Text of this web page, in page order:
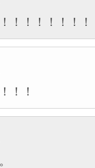
！！！！！！！
！！